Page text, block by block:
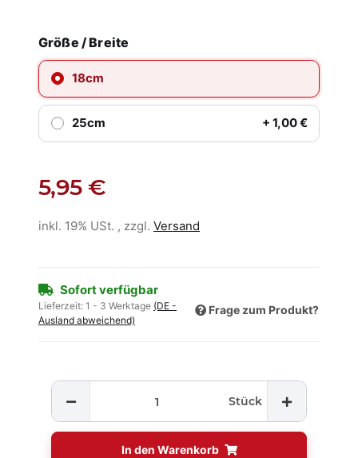
Größe / Breite
18cm
25cm + 1,00 €
5,95 €
inkl. 19% USt. , zzgl. Versand
Sofort verfügbar
Lieferzeit: 1 - 3 Werktage (DE -
Ausland abweichend)
Frage zum Produkt?
Stück
In den Warenkorb